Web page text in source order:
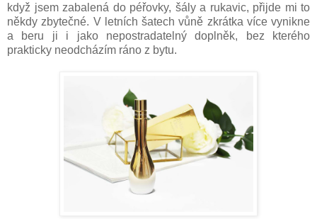
když jsem zabalená do péřovky, šály a rukavic, přijde mi to
někdy zbytečné. V letních šatech vůně zkrátka více vynikne
a beru ji i jako nepostradatelný doplněk, bez kterého
prakticky neodcházím ráno z bytu.